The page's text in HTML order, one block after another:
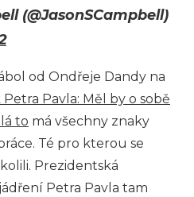
(@JasonSCampbell)
od Ondřeje Dandy na
Pavla: Měl by o sobě
to má všechny znaky
Té pro kterou se
Prezidentská
Petra Pavla tam